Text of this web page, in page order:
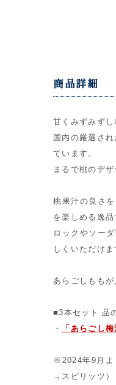
商品詳細
甘くみずみずし
国内の厳選さ
ています。
まるで桃のデ
桃果汁の良さ
を楽しめる逸品
ロックやソー
しくいただけま
あらごしもも
■3本セット 品
・
「あらごし
※2024年9月よ
→スピリッツ）